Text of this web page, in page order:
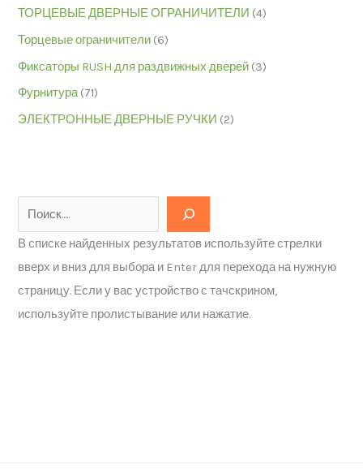
ТОРЦЕВЫЕ ДВЕРНЫЕ ОГРАНИЧИТЕЛИ (4)
Торцевые ограничители (6)
Фиксаторы RUSH для раздвижных дверей (3)
Фурнитура (71)
ЭЛЕКТРОННЫЕ ДВЕРНЫЕ РУЧКИ (2)
В списке найденных результатов используйте стрелки
вверх и вниз для выбора и Enter для перехода на нужную
страницу. Если у вас устройство с тачскрином,
используйте пролистывание или нажатие.